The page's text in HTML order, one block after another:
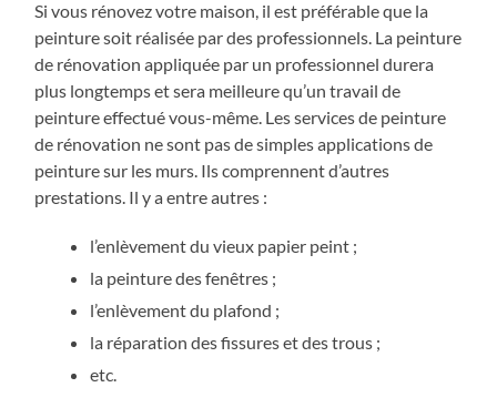
Si vous rénovez votre maison, il est préférable que la
peinture soit réalisée par des professionnels. La peinture
de rénovation appliquée par un professionnel durera
plus longtemps et sera meilleure qu’un travail de
peinture effectué vous-même. Les services de peinture
de rénovation ne sont pas de simples applications de
peinture sur les murs. Ils comprennent d’autres
prestations. Il y a entre autres :
l’enlèvement du vieux papier peint ;
la peinture des fenêtres ;
l’enlèvement du plafond ;
la réparation des fissures et des trous ;
etc.